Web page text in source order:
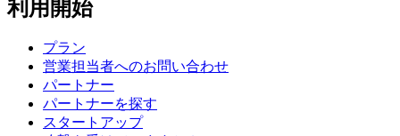
利用開始
プラン
営業担当者へのお問い合わせ
パートナー
パートナーを探す
スタートアップ